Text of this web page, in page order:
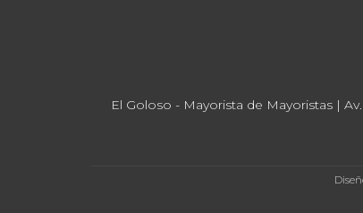
El Goloso - Mayorista de Mayoristas |